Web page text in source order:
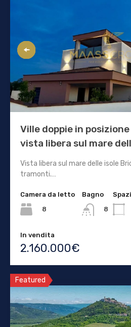
Ville doppie in
vista libera sul mare
Vista libera sul mare delle isole
tramonti.…
Camera da letto
8
Bagno
8
In vendita
2.160.000€
Featured